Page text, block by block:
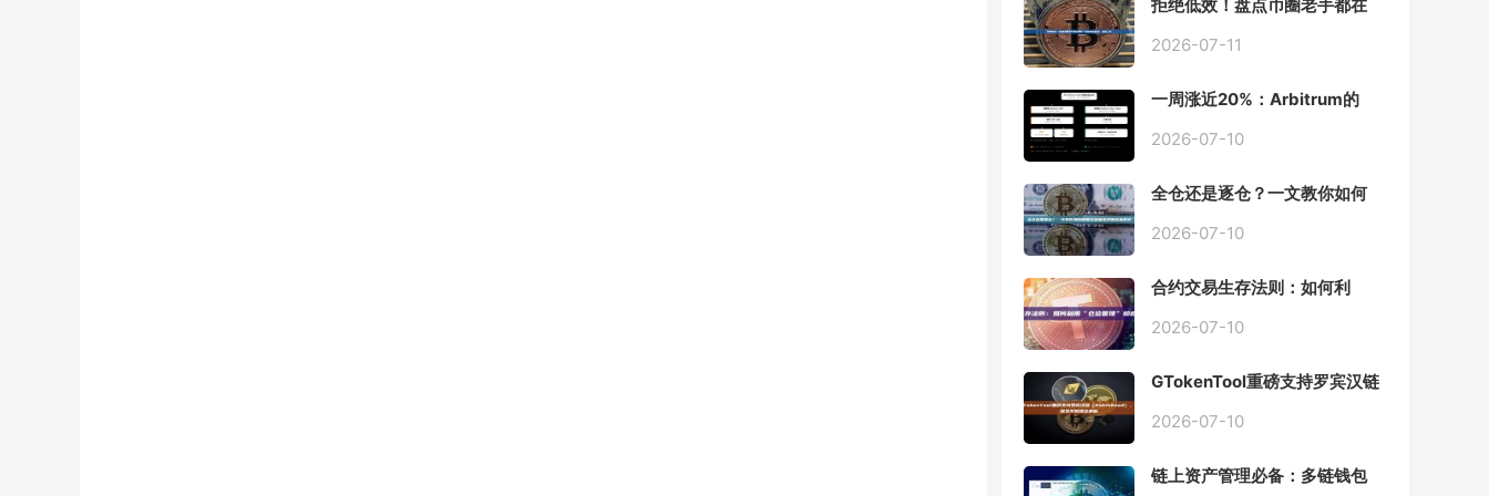
拒绝低效！盘点币圈老手都在
具
2026-07-11
一周涨近20%：Arbitrum的
Chain一夜盘活
2026-07-10
全仓还是逐仓？一文教你如何
2026-07-10
合约交易生存法则：如何利
2026-07-10
GTokenTool重磅支持罗宾汉链
程全解析
2026-07-10
链上资产管理必备：多链钱包